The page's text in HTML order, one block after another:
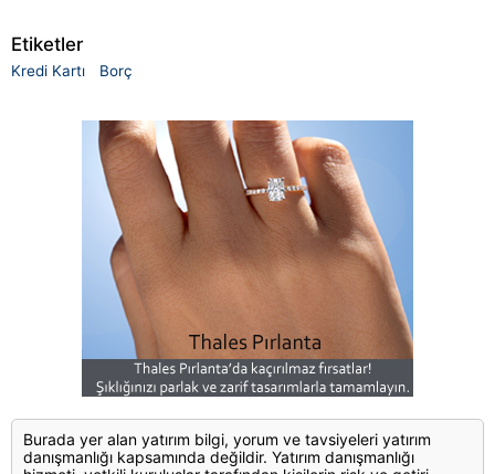
Etiketler
Kredi Kartı Borç
Burada yer alan yatırım bilgi, yorum ve tavsiyeleri yatırım
danışmanlığı kapsamında değildir. Yatırım danışmanlığı